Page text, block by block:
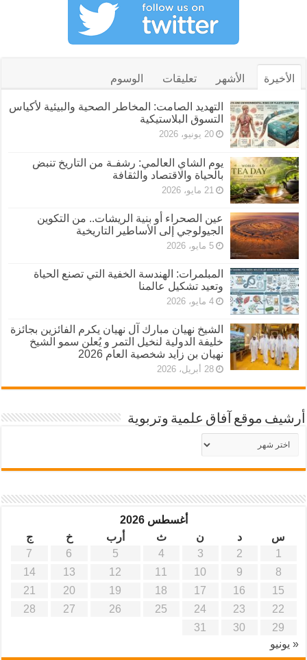
الأخيرة الأشهر تعليقات الوسوم
التهديد الصامت: المخاطر الصحية والبيئية لأكياس
التسوق البلاستيكية
20 يونيو، 2026
يوم الشاي العالمي: رشفـة من التاريخ تنبض
بالحياة والاقتصاد والثقافة
21 مايو، 2026
عين الصحراء أو بنية الريشات.. من التكوين
الجيولوجي إلى الأساطير التاريخية
5 مايو، 2026
المبلمرات: الهندسة الخفية التي تصنع الحياة
وتعيد تشكيل عالمنا
4 مايو، 2026
الشيخ نهيان مبارك آل نهيان يكرم الفائزين بجائزة
خليفة الدولية لنخيل التمر و يُعلن سمو الشيخ
نهيان بن زايد شخصية العام 2026
28 أبريل، 2026
أرشيف موقع آفاق علمية وتربوية
أرشيف
موقع
أغسطس 2026
س
د ن ث أرب خ
ج
1
2
3
4
5
6
7
8
9
10
11
12
13
14
15
16
17
18
19
20
21
22
23
24
25
26
27
28
29
30
31
« يونيو